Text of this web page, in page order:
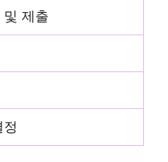
및 제출